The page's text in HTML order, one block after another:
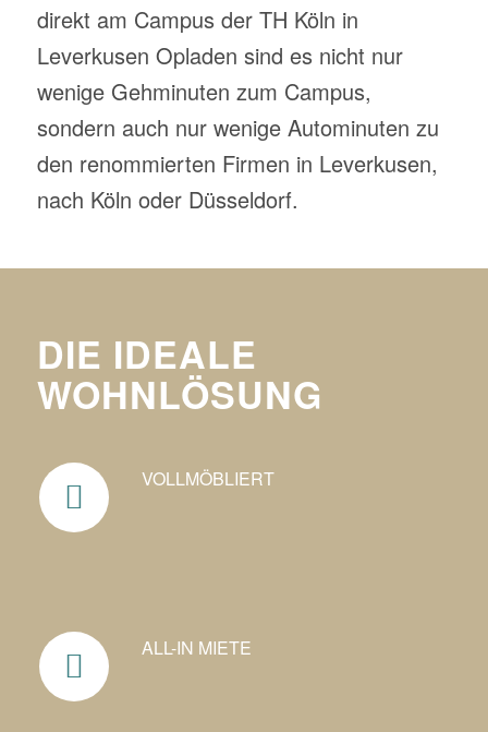
direkt am Campus der TH Köln in
Leverkusen Opladen sind es nicht nur
wenige Gehminuten zum Campus,
sondern auch nur wenige Autominuten zu
den renommierten Firmen in Leverkusen,
nach Köln oder Düsseldorf.
DIE IDEALE
WOHNLÖSUNG
VOLLMÖBLIERT
ALL-IN MIETE